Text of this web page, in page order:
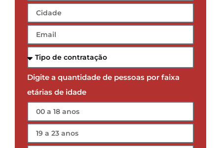
Digite a quantidade de pessoas por faixa
etárias de idade